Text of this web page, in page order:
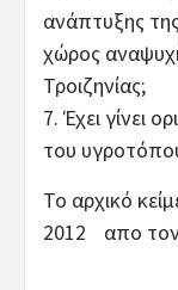
ανάπτυξης
χώρος
Τροιζηνίας;
7. Έχει γίνει
του
Το αρχικό
2012 απο